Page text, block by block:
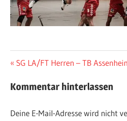
Beitragsnavigation
Vorheriger
SG LA/FT Herren – TB
Kommentar hinterlassen
Deine E-Mail-Adresse wird nicht